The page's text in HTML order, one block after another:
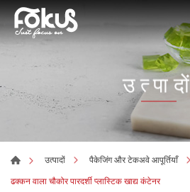
उत्पादों
उत्पादों पैकेजिंग और टेकअवे आपूर्तियाँ
ढक्कन वाला चौकोर पारदर्शी प्लास्टिक खाद्य कंटेनर